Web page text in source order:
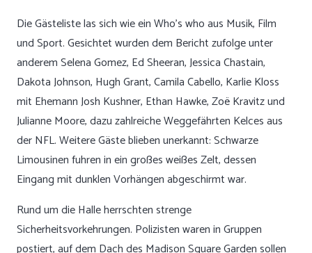
Die Gästeliste las sich wie ein Who’s who aus Musik, Film
und Sport. Gesichtet wurden dem Bericht zufolge unter
anderem Selena Gomez, Ed Sheeran, Jessica Chastain,
Dakota Johnson, Hugh Grant, Camila Cabello, Karlie Kloss
mit Ehemann Josh Kushner, Ethan Hawke, Zoë Kravitz und
Julianne Moore, dazu zahlreiche Weggefährten Kelces aus
der NFL. Weitere Gäste blieben unerkannt: Schwarze
Limousinen fuhren in ein großes weißes Zelt, dessen
Eingang mit dunklen Vorhängen abgeschirmt war.
Rund um die Halle herrschten strenge
Sicherheitsvorkehrungen. Polizisten waren in Gruppen